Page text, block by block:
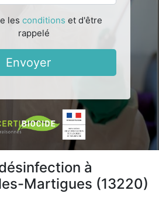
les conditions et d'être
rappelé
Envoyer
à
Martigues (13220)